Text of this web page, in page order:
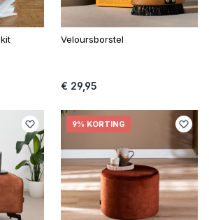
Veloursborstel
€ 29,95
9% KORTING